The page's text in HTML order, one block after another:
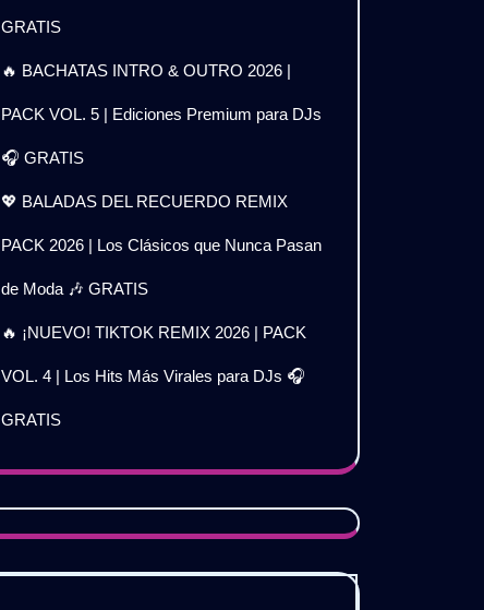
GRATIS
🔥 BACHATAS INTRO & OUTRO 2026 |
PACK VOL. 5 | Ediciones Premium para DJs
🎧 GRATIS
💖 BALADAS DEL RECUERDO REMIX
PACK 2026 | Los Clásicos que Nunca Pasan
de Moda 🎶 GRATIS
🔥 ¡NUEVO! TIKTOK REMIX 2026 | PACK
VOL. 4 | Los Hits Más Virales para DJs 🎧
GRATIS